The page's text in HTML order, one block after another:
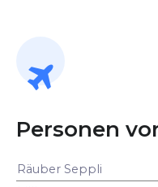
Personen
Räuber Seppli